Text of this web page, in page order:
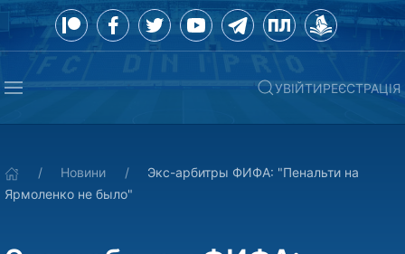
УВІЙТИРЕЄСТРАЦІЯ
Новини
Экс-арбитры ФИФА: "Пенальти на
Ярмоленко не было"